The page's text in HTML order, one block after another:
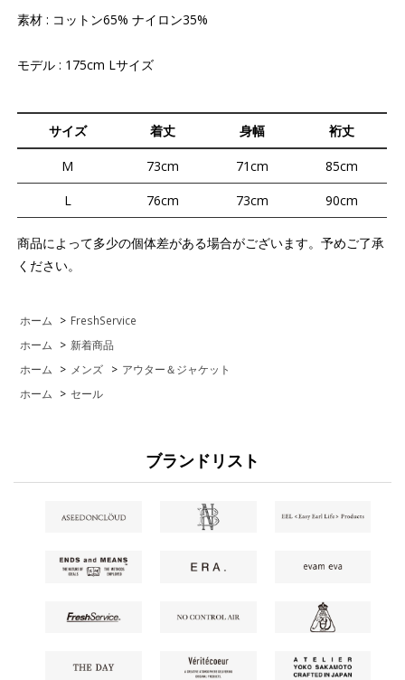
素材 : コットン65% ナイロン35%
モデル : 175cm Lサイズ
サイズ 着丈 身幅 裄丈
M 73cm 71cm
85cm
L
76cm 73cm 90cm
商品によって多少の個体差がある場合がございます。予めご了承
ください。
ホーム > FreshService
ホーム
> 新着商品
ホーム
> メンズ > アウター＆ジャケット
ホーム
> セール
ブランドリスト